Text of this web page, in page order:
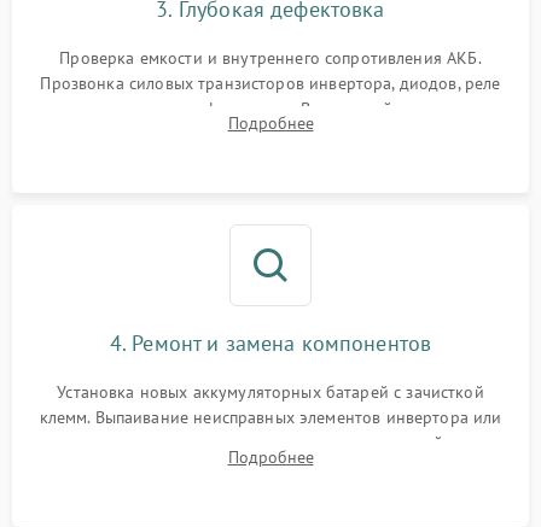
3. Глубокая дефектовка
Проверка емкости и внутреннего сопротивления АКБ.
Прозвонка силовых транзисторов инвертора, диодов, реле
переключения и трансформатора. Визуальный поиск вздутых
конденсаторов и прогаров на печатной плате.
Подробнее
4. Ремонт и замена компонентов
Установка новых аккумуляторных батарей с зачисткой
клемм. Выпаивание неисправных элементов инвертора или
цепи зарядки и монтаж новых радиодеталей.
Восстановление поврежденных токоведущих дорожек и
Подробнее